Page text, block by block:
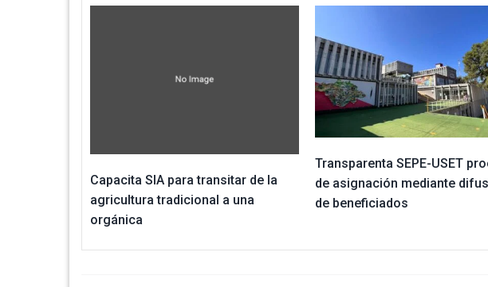
Capacita SIA para transitar de la
agricultura tradicional a una
orgánica
Transparenta SEPE-USET
de asignación mediante
de beneficiados